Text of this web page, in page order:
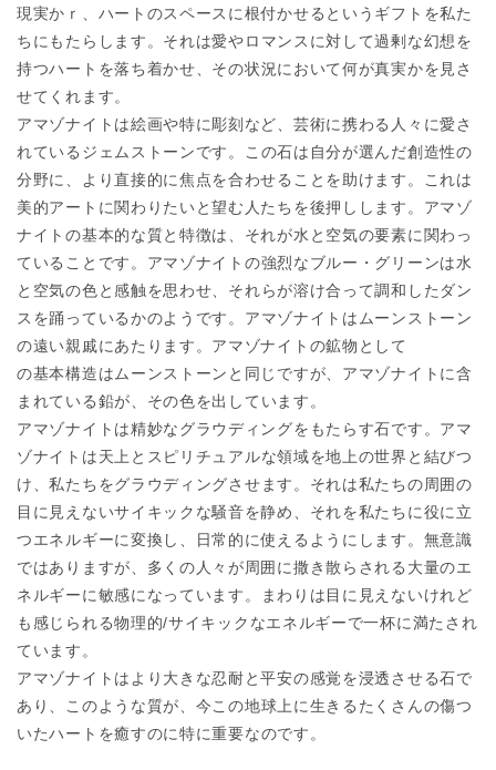
現実かｒ、ハートのスペースに根付かせるというギフ トを私た
ちにもたらします。 それは愛やロマンスに対して過剰な幻想を
持つハートを落ち着かせ 、その状況において何が真実かを見さ
せてくれます。
アマゾナイトは絵画や特に彫刻など、芸術に携わる人々に愛さ
れているジェムストー ンです。
この石は自分が選んだ創造性の
分野に、より直接的に焦点を合わせることを助けます。これは
美的アートに関わりたいと望む人たちを後押しします。 アマゾ
ナイトの基本的な質と特徴は、それが水と空気の要素に関わ っ
ていることです。アマゾナイトの強烈なブルー・グリーンは水
と空気の色と感触を思わせ、それらが溶け合って調和したダン
スを踊っているかのようです。 アマゾナイトはムーンストーン
の遠い親戚にあたります。アマゾナイトの鉱物として
の基本構造はムーンストーンと同じですが、アマゾナイトに含
まれている鉛が、その色を出しています。
アマゾナイトは精妙なグラウディングをもたらす石です。アマ
ゾナイトは天上とスピ リチュアルな領域を地上の世界と結びつ
け、私たちをグラウディングさせます。 それは私たちの周囲の
目に見えないサイキックな騒音を静め、それを私たちに役に立
つエネルギーに変換し、日常的に使えるようにします。 無意識
ではありますが、多くの人々が周囲に撒き散らされる大量のエ
ネルギーに敏感になっています。まわりは目に見えないけれど
も感じられる物理的/サイキックなエネルギーで一杯に満たされ
ています。
アマゾナイトはより大きな忍耐と平安の感覚を浸透させる石で
あり
、このような質が、今この地球上に生きるたくさんの傷つ
いたハートを癒すのに特に重要なのです。